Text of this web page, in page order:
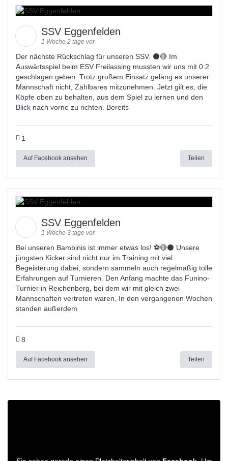
SSV Eggenfelden
1 Woche 2 tage vor
Der nächste Rückschlag für unseren SSV. ⚫🔴 Im
Auswärtsspiel beim ESV Freilassing mussten wir uns mit 0:2
geschlagen geben. Trotz großem Einsatz gelang es unserer
Mannschaft nicht, Zählbares mitzunehmen. Jetzt gilt es, die
Köpfe oben zu behalten, aus dem Spiel zu lernen und den
Blick nach vorne zu richten. Bereits
1
Auf Facebook ansehen Teilen
SSV Eggenfelden
1 Woche 3 tage vor
Bei unseren Bambinis ist immer etwas los! ⚽️🔴⚫ Unsere
jüngsten Kicker sind nicht nur im Training mit viel
Begeisterung dabei, sondern sammeln auch regelmäßig tolle
Erfahrungen auf Turnieren. Den Anfang machte das Funino-
Turnier in Reichenberg, bei dem wir mit gleich zwei
Mannschaften vertreten waren. In den vergangenen Wochen
standen außerdem
8
Auf Facebook ansehen Teilen